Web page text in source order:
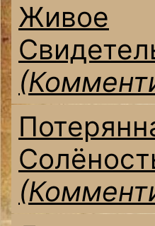
Живое